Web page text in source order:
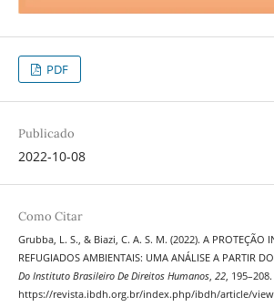
PDF
Publicado
2022-10-08
Como Citar
Grubba, L. S., & Biazi, C. A. S. M. (2022). A PROTEÇÃO
REFUGIADOS AMBIENTAIS: UMA ANÁLISE A PARTIR
Do Instituto Brasileiro De Direitos Humanos, 22,
https://revista.ibdh.org.br/index.php/ibdh/article/